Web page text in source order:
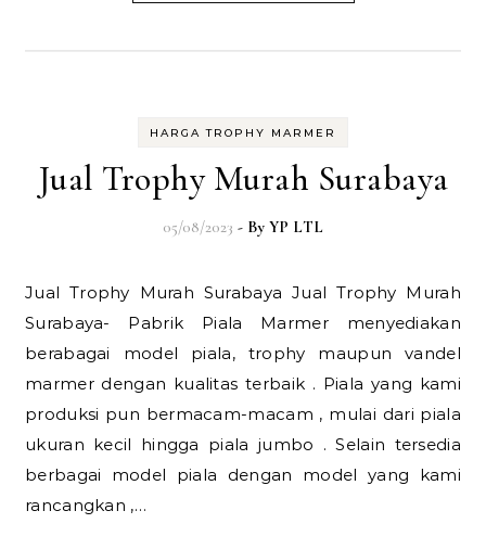
HARGA TROPHY MARMER
Jual Trophy Murah Surabaya
05/08/2023 - By YP LTL
Jual Trophy Murah Surabaya Jual Trophy Murah
Surabaya- Pabrik Piala Marmer menyediakan
berabagai model piala, trophy maupun vandel
marmer dengan kualitas terbaik . Piala yang kami
produksi pun bermacam-macam , mulai dari piala
ukuran kecil hingga piala jumbo . Selain tersedia
berbagai model piala dengan model yang kami
rancangkan ,…